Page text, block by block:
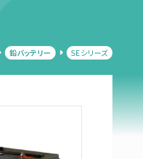
鉛バッテリー SEシリーズ